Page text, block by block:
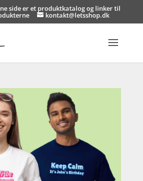
side er et produktkatalog og linker til
kontakt@letsshop.dk